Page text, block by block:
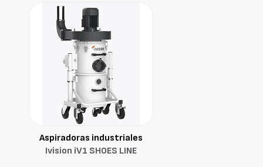
Aspiradoras industriales
Ivision iV1 SHOES LINE